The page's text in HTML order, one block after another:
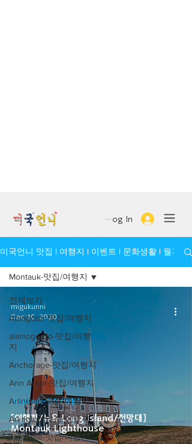
Log In
미국언니 맛집 l 여행지 l 이벤트 l 문화생활 l 월간 모
전체보기
Abingdon-맛집/여행지
alamogordo-맛집/여행
지
Anchorage-맛집/여행지
Ann Arbor-맛집/여행지
Arlington-맛집/여행지
Arlington-맛집/여행지
Asheville-맛집/여행지
Montauk-맛집/여행지
[여행지/뉴욕 Long Island/전망대]
Montauk Lighthouse
Montauk-맛집/여행지
migukunni
Dec 10, 2020